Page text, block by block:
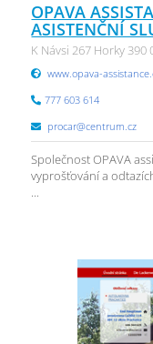
OPAVA
ASISTENČNÍ
K Návsi 267 Horky 390
www.opava-
777 603 614
procar@centrum.cz
Společnost OPAVA
vyprošťování a
...